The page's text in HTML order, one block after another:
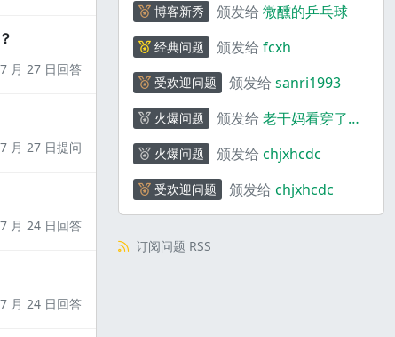
7 月 27 日回答
7 月 27 日提问
7 月 24 日回答
7 月 24 日回答
博客新秀 颁发给 微醺的乒乓球
经典问题 颁发给 fcxh
受欢迎问题 颁发给 sanri1993
火爆问题 颁发给 老干妈看穿了一
火爆问题 颁发给 chjxhcdc
受欢迎问题 颁发给 chjxhcdc
订阅问题 RSS